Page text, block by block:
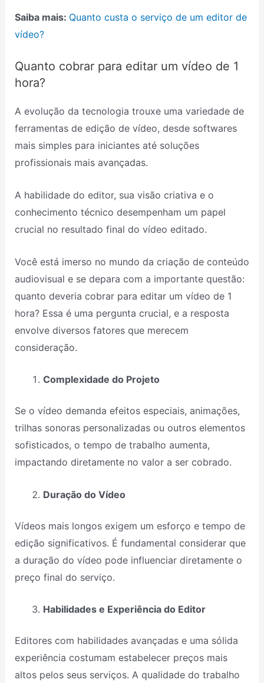
Saiba mais: Quanto custa o serviço de um editor de
vídeo?
Quanto cobrar para editar um vídeo de 1
hora?
A evolução da tecnologia trouxe uma variedade de
ferramentas de edição de vídeo, desde softwares
mais simples para iniciantes até soluções
profissionais mais avançadas.
A habilidade do editor, sua visão criativa e o
conhecimento técnico desempenham um papel
crucial no resultado final do vídeo editado.
Você está imerso no mundo da criação de conteúdo
audiovisual e se depara com a importante questão:
quanto deveria cobrar para editar um vídeo de 1
hora? Essa é uma pergunta crucial, e a resposta
envolve diversos fatores que merecem
consideração.
Complexidade do Projeto
Se o vídeo demanda efeitos especiais, animações,
trilhas sonoras personalizadas ou outros elementos
sofisticados, o tempo de trabalho aumenta,
impactando diretamente no valor a ser cobrado.
Duração do Vídeo
Vídeos mais longos exigem um esforço e tempo de
edição significativos. É fundamental considerar que
a duração do vídeo pode influenciar diretamente o
preço final do serviço.
Habilidades e Experiência do Editor
Editores com habilidades avançadas e uma sólida
experiência costumam estabelecer preços mais
altos pelos seus serviços. A qualidade do trabalho